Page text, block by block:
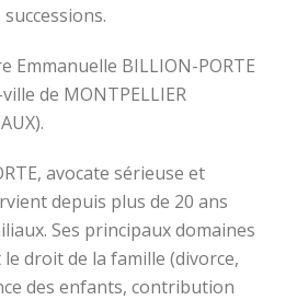
Emmanuelle BILLION-PORTE
de MONTPELLIER
avocate sérieuse et
depuis plus de 20 ans
Ses principaux domaines
droit de la famille (divorce,
des enfants, contribution